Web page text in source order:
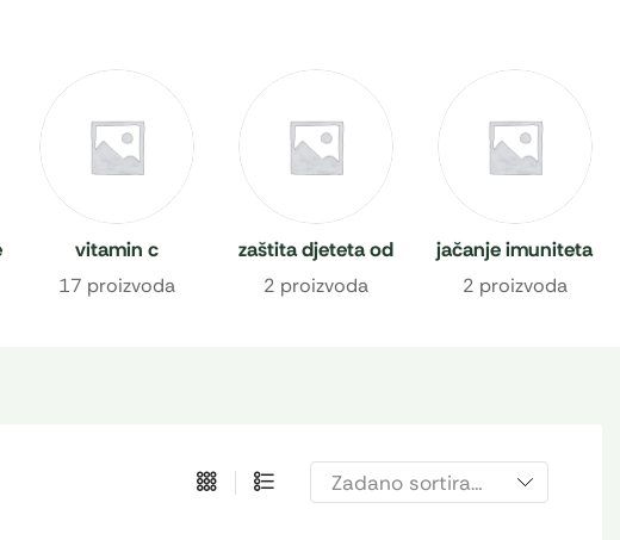
vitamin c
17 proizvoda
zaštita djeteta od
prehlade
2 proizvoda
jačanje imuniteta
2 proizvoda